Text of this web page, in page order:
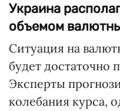
Украина
объемом
Ситуация на
будет достаточно
Эксперты
колебания курса,